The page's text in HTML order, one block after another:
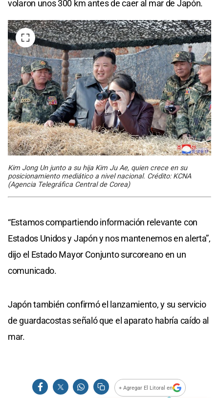
volaron unos 300 km antes de caer al mar de Japón.
Kim Jong Un junto a su hija Kim Ju Ae, quien crece en su
posicionamiento mediático a nivel nacional. Crédito: KCNA
(Agencia Telegráfica Central de Corea)
“Estamos compartiendo información relevante con
Estados Unidos y Japón y nos mantenemos en alerta”,
dijo el Estado Mayor Conjunto surcoreano en un
comunicado.
Japón también confirmó el lanzamiento, y su servicio
de guardacostas señaló que el aparato habría caído al
mar.
+ Agregar El Litoral en